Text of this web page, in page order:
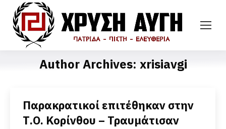
Author Archives: xrisiavgi
Παρακρατικοί επιτέθηκαν στην
Τ.Ο. Κορίνθου – Τραυμάτισαν